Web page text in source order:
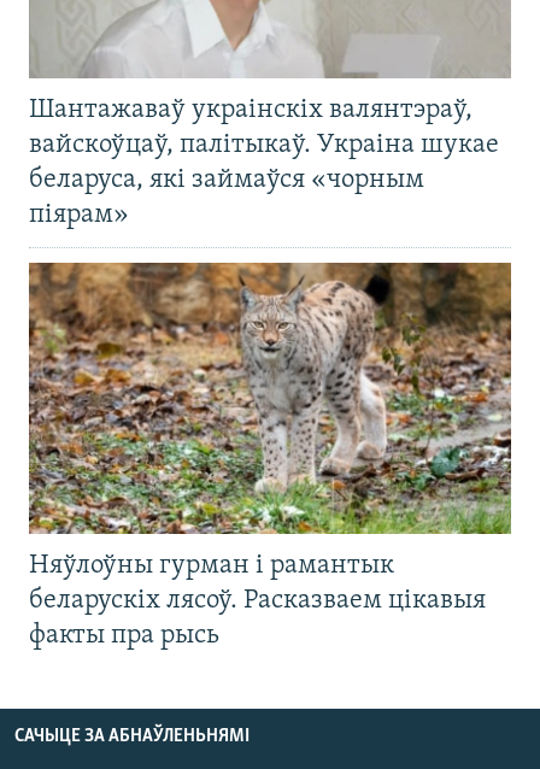
Шантажаваў украінскіх валянтэраў,
вайскоўцаў, палітыкаў. Украіна шукае
беларуса, які займаўся «чорным
піярам»
Няўлоўны гурман і рамантык
беларускіх лясоў. Расказваем цікавыя
факты пра рысь
САЧЫЦЕ ЗА АБНАЎЛЕНЬНЯМІ